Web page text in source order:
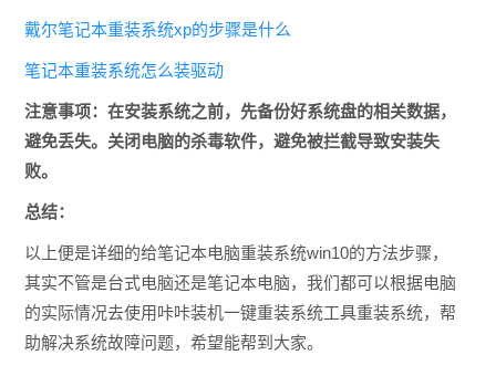
戴尔笔记本重装系统xp的步骤是什么
笔记本重装系统怎么装驱动
注意事项： 在安装系统之前，先备份好系统盘的相关数据，
避免丢失。关闭电脑的杀毒软件，避免被拦截导致安装失
败。
总结：
以上便是详细的给笔记本电脑重装系统win10的方法步骤，
其实不管是台式电脑还是笔记本电脑，我们都可以根据电脑
的实际情况去使用咔咔装机一键重装系统工具重装系统，帮
助解决系统故障问题，希望能帮到大家。